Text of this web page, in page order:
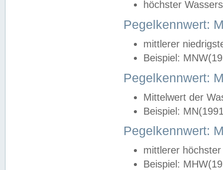
höchster
Pegelkennwert:
mittlerer
Beispiel:
Pegelkennwert:
Mittelwert der
Beispiel:
Pegelkennwert:
mittlerer
Beispiel: